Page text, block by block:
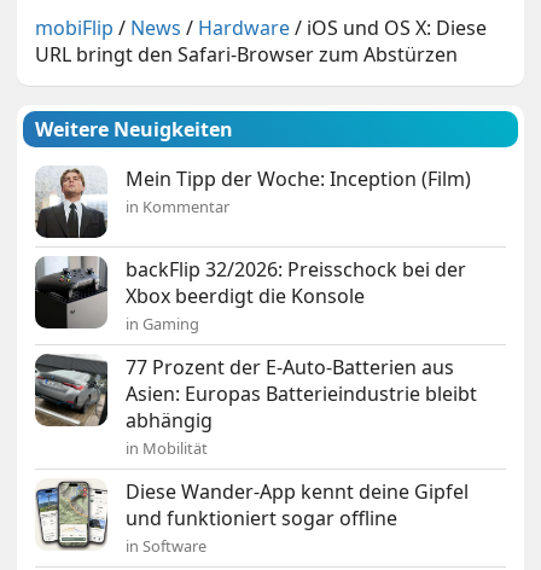
mobiFlip / News / Hardware/ iOS und OS X: Diese
URL bringt den Safari-Browser zum Abstürzen
Weitere Neuigkeiten
Mein Tipp der Woche: Inception (Film)
in Kommentar
backFlip 32/2026: Preisschock bei der
Xbox beerdigt die Konsole
in Gaming
77 Prozent der E-Auto-Batterien aus
Asien: Europas Batterieindustrie bleibt
abhängig
in Mobilität
Diese Wander-App kennt deine Gipfel
und funktioniert sogar offline
in Software